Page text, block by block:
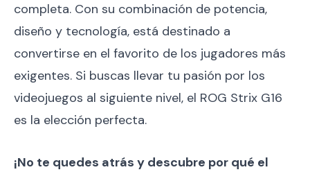
completa. Con su combinación de potencia,
diseño y tecnología, está destinado a
convertirse en el favorito de los jugadores más
exigentes. Si buscas llevar tu pasión por los
videojuegos al siguiente nivel, el ROG Strix G16
es la elección perfecta.
¡No te quedes atrás y descubre por qué el